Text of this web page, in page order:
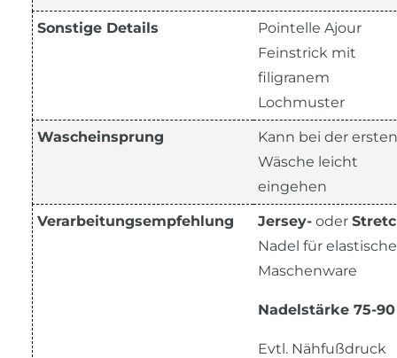
Sonstige Details
Pointelle Ajour
Feinstrick mit
filigranem
Lochmuster
Wascheinsprung
Kann bei der ersten
Wäsche leicht
eingehen
Verarbeitungsempfehlung Jersey- oder
Nadel für elastische
Maschenware
Nadelstärke 75-90
Evtl. Nähfußdruck